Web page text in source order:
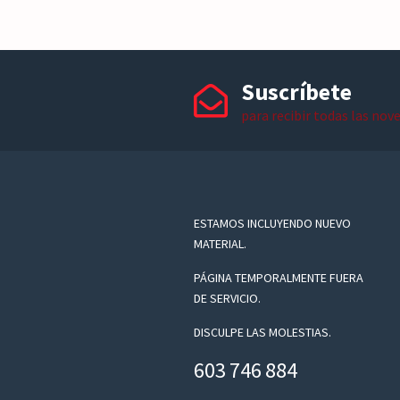
Suscríbete
para recibir todas las
ESTAMOS INCLUYENDO NUEVO
MATERIAL.
PÁGINA TEMPORALMENTE FUERA
DE SERVICIO.
DISCULPE LAS MOLESTIAS.
603 746 884